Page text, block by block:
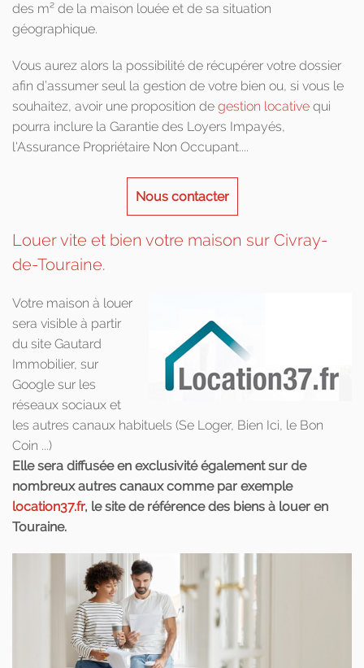
des m² de la maison louée et de sa situation
géographique.
Vous aurez alors la possibilité de récupérer votre dossier
afin d’assumer seul la gestion de votre bien ou, si vous le
souhaitez, avoir une proposition de gestion locative qui
pourra inclure la Garantie des Loyers Impayés,
l'Assurance Propriétaire Non Occupant....
Nous contacter
Louer vite et bien votre maison sur Civray-
de-Touraine.
Votre maison à louer
sera visible à partir
du site Gautard
Immobilier, sur
Google sur les
réseaux sociaux et
les autres canaux habituels (Se Loger, Bien Ici, le Bon
Coin ...)
Elle sera diffusée en exclusivité également sur de
nombreux autres canaux comme par exemple
location37.fr, le site de référence des biens à louer en
Touraine.